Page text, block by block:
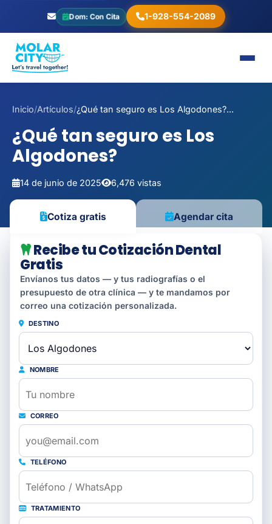
Dom: Con Cita 1-928-554-2089
Inicio/Artículos/¿Qué tan seguro es Los Algodones?...
¿Qué tan seguro es Los
Algodones?
14 de junio de 2025 6,476 vistas
Cotiza gratis Agendar cita
Recibe tu Cotización Dental
Gratis
Envíanos tus datos — y tus radiografías o el
presupuesto de otra clínica — y te mandamos por
correo una cotización personalizada.
DESTINO
NOMBRE
CORREO
TELÉFONO
TRATAMIENTO